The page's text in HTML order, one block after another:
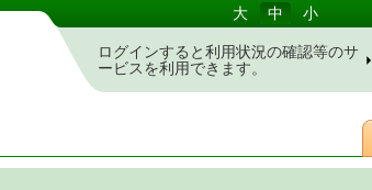
大 中 小
ログインすると利用状況の確認等のサ
ービスを利用できます。